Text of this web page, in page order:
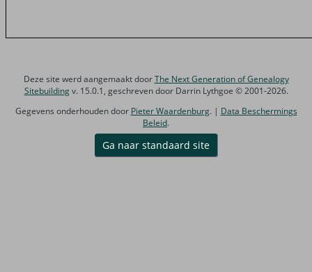
Deze site werd aangemaakt doorThe Next Generation of Genealogy
Sitebuildingv. 15.0.1, geschreven door Darrin Lythgoe © 2001-2026.
Gegevens onderhouden door Pieter Waardenburg. | Data Beschermings
Beleid.
Ga naar standaard site